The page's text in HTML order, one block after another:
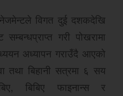
विगत दुई दशकदेखि
सम्बन्धप्राप्त गरी पोखरामा
अध्यापन गराउँदै आएको
तथा बिहानी सत्रमा ६ सय
बिबिए फाइनान्स र